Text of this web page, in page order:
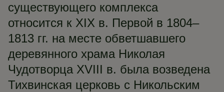
существующего комплекса
относится к XIX в. Первой в 1804–
1813 гг. на месте обветшавшего
деревянного храма Николая
Чудотворца XVIII в. была возведена
Тихвинская церковь с Никольским